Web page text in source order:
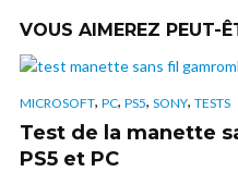
VOUS AIMEREZ PEUT-
MICROSOFT, PC, PS5, SONY, TESTS
Test de la manette
PS5 et PC